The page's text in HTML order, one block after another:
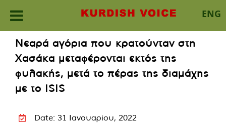
ENG
content
Νεαρά αγόρια που κρατούνταν στη
Χασάκα μεταφέρονται εκτός της
φυλακής, μετά το πέρας της διαμάχης
με το ISIS
Date: 31 Ιανουαρίου, 2022